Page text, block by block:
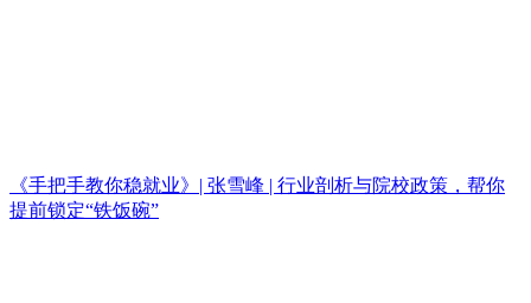
《手把手教你稳就业》| 张雪峰 | 行业剖析与院校政策，帮你
提前锁定“铁饭碗”